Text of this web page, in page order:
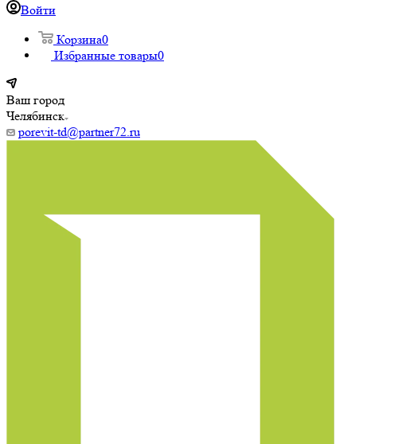
Войти
Корзина0
Избранные товары0
Ваш город
Челябинск
porevit-td@partner72.ru